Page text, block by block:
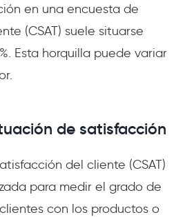
en una encuesta de
(CSAT) suele situarse
Esta horquilla puede variar
de satisfacción
del cliente (CSAT)
para medir el grado de
con los productos o